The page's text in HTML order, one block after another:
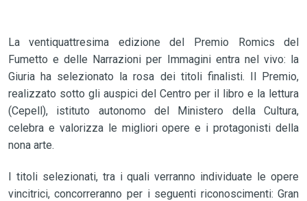
La ventiquattresima edizione del Premio Romics del
Fumetto e delle Narrazioni per Immagini entra nel vivo: la
Giuria ha selezionato la rosa dei titoli finalisti. Il Premio,
realizzato sotto gli auspici del Centro per il libro e la lettura
(Cepell), istituto autonomo del Ministero della Cultura,
celebra e valorizza le migliori opere e i protagonisti della
nona arte.
I titoli selezionati, tra i quali verranno individuate le opere
vincitrici, concorreranno per i seguenti riconoscimenti: Gran